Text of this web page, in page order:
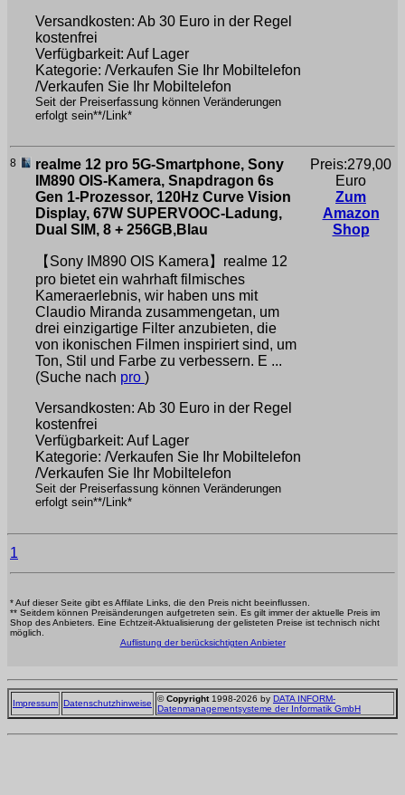
Versandkosten: Ab 30 Euro in der Regel
kostenfrei
Verfügbarkeit: Auf Lager
Kategorie: /Verkaufen Sie Ihr Mobiltelefon
/Verkaufen Sie Ihr Mobiltelefon
Seit der Preiserfassung können Veränderungen
erfolgt sein**/Link*
8
realme 12 pro 5G-Smartphone, Sony
IM890 OIS-Kamera, Snapdragon 6s
Gen 1-Prozessor, 120Hz Curve Vision
Display, 67W SUPERVOOC-Ladung,
Dual SIM, 8 + 256GB,Blau
【Sony IM890 OIS Kamera】realme 12
pro bietet ein wahrhaft filmisches
Kameraerlebnis, wir haben uns mit
Claudio Miranda zusammengetan, um
drei einzigartige Filter anzubieten, die
von ikonischen Filmen inspiriert sind, um
Ton, Stil und Farbe zu verbessern. E ...
(Suche nach pro )
Versandkosten: Ab 30 Euro in der Regel
kostenfrei
Verfügbarkeit: Auf Lager
Kategorie: /Verkaufen Sie Ihr Mobiltelefon
/Verkaufen Sie Ihr Mobiltelefon
Seit der Preiserfassung können Veränderungen
erfolgt sein**/Link*
Preis:279,00
Euro
Zum
Amazon
Shop
1
* Auf dieser Seite gibt es Affilate Links, die den Preis nicht beeinflussen.
** Seitdem können Preisänderungen aufgetreten sein. Es gilt immer der aktuelle Preis im
Shop des Anbieters. Eine Echtzeit-Aktualisierung der gelisteten Preise ist technisch nicht
möglich.
Auflistung der berücksichtigten Anbieter
Impressum Datenschutzhinweise ©Copyright1998-2026 by DATA INFORM-
Datenmanagementsysteme der Informatik GmbH